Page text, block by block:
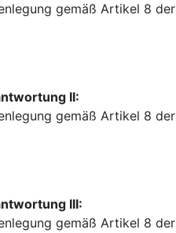
gemäß Artikel 8 der
II:
gemäß Artikel 8 der
III:
gemäß Artikel 8 der